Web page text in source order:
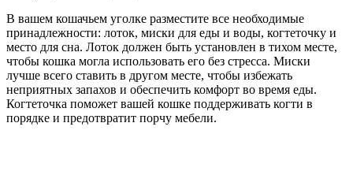
В вашем кошачьем уголке разместите все необходимые
принадлежности: лоток, миски для еды и воды, когтеточку и
место для сна. Лоток должен быть установлен в тихом месте,
чтобы кошка могла использовать его без стресса. Миски
лучше всего ставить в другом месте, чтобы избежать
неприятных запахов и обеспечить комфорт во время еды.
Когтеточка поможет вашей кошке поддерживать когти в
порядке и предотвратит порчу мебели.